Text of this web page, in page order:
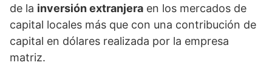
de la inversión extranjera en los mercados de
capital locales más que con una contribución de
capital en dólares realizada por la empresa
matriz.